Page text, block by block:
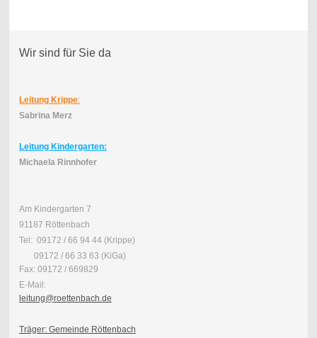
Wir sind für Sie da
Leitung Krippe:
Sabrina Merz
Leitung Kindergarten:
Michaela Rinnhofer
Am Kindergarten 7
91187 Röttenbach
Tel: 09172 / 66 94 44 (Krippe)
09172 / 66 33 63 (KiGa)
Fax: 09172 / 669829
E-Mail:
leitung@roettenbach.de
Träger: Gemeinde Röttenbach